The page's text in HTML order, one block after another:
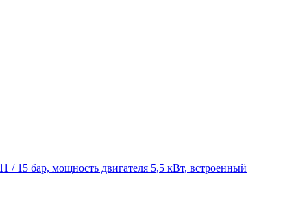
/ 15 бар, мощность двигателя 5,5 кВт, встроенный